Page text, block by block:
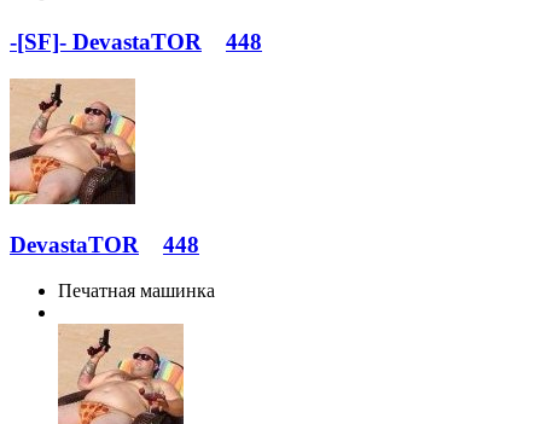
-[SF]- DevastaTOR 448
DevastaTOR 448
Печатная машинка